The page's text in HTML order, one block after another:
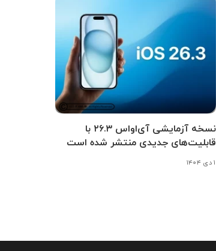
نسخه آزمایشی آی‌اواس ۲۶.۳ با
قابلیت‌های جدیدی منتشر شده است
۱ دی ۱۴۰۴